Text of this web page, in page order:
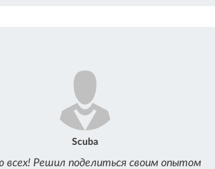
Scuba
всех! Решил поделиться своим опытом